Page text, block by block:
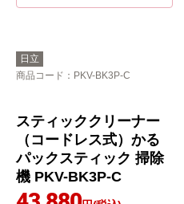
コードレススティック
紙パック式掃除機 RAC
TIVE Air 掃除機 EC-KR
商品詳細はこちら
日立